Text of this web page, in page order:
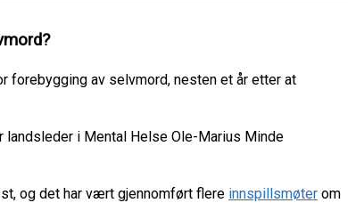
forebygging av selvmord, nesten et år etter at
landsleder i Mental Helse Ole-Marius Minde
og det har vært gjennomført flere innspillsmøter om